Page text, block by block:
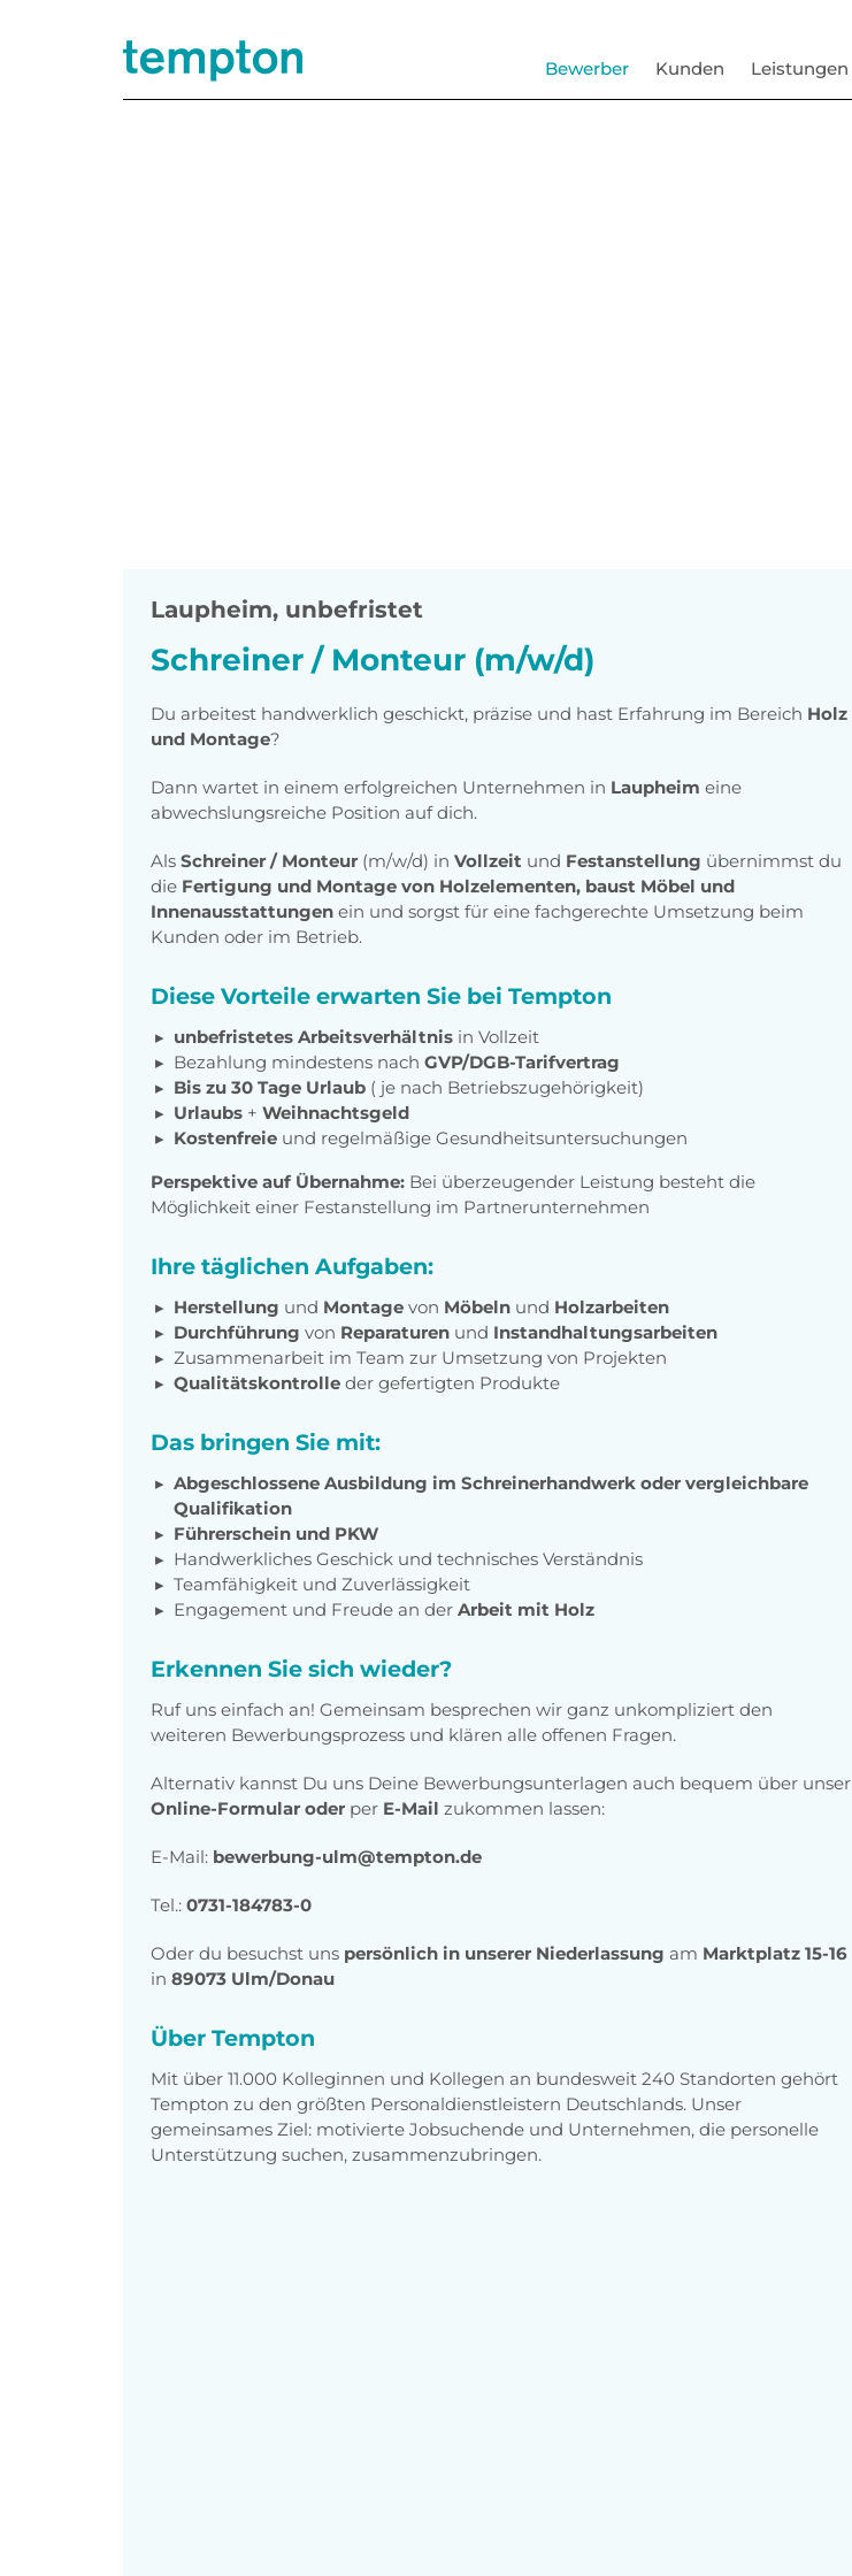
Bewerber Kunden Leistungen
Laupheim, unbefristet
Schreiner / Monteur (m/w/d)
Du arbeitest handwerklich geschickt, präzise und hast Erfahrung im Bereich Holz
und Montage?
Dann wartet in einem erfolgreichen Unternehmen in Laupheim eine
abwechslungsreiche Position auf dich.
Als Schreiner / Monteur (m/w/d) in Vollzeit und Festanstellung übernimmst du
die Fertigung und Montage von Holzelementen, baust Möbel und
Innenausstattungen ein und sorgst für eine fachgerechte Umsetzung beim
Kunden oder im Betrieb.
Diese Vorteile erwarten Sie bei Tempton
unbefristetes Arbeitsverhältnis in Vollzeit
Bezahlung mindestens nach GVP/DGB-Tarifvertrag
Bis zu 30 Tage Urlaub ( je nach Betriebszugehörigkeit)
Urlaubs + Weihnachtsgeld
Kostenfreie und regelmäßige Gesundheitsuntersuchungen
Perspektive auf Übernahme: Bei überzeugender Leistung besteht die
Möglichkeit einer Festanstellung im Partnerunternehmen
Ihre täglichen Aufgaben:
Herstellung und Montage von Möbeln und Holzarbeiten
Durchführung von Reparaturen und Instandhaltungsarbeiten
Zusammenarbeit im Team zur Umsetzung von Projekten
Qualitätskontrolle der gefertigten Produkte
Das bringen Sie mit:
Abgeschlossene Ausbildung im Schreinerhandwerk oder vergleichbare
Qualifikation
Führerschein und PKW
Handwerkliches Geschick und technisches Verständnis
Teamfähigkeit und Zuverlässigkeit
Engagement und Freude an der Arbeit mit Holz
Erkennen Sie sich wieder?
Ruf uns einfach an! Gemeinsam besprechen wir ganz unkompliziert den
weiteren Bewerbungsprozess und klären alle offenen Fragen.
Alternativ kannst Du uns Deine Bewerbungsunterlagen auch bequem über unser
Online-Formular oder per E-Mail zukommen lassen:
E-Mail: bewerbung-ulm@tempton.de
Tel.: 0731-184783-0
Oder du besuchst uns persönlich in unserer Niederlassung am Marktplatz 15-16
in 89073 Ulm/Donau
Über Tempton
Mit über 11.000 Kolleginnen und Kollegen an bundesweit 240 Standorten gehört
Tempton zu den größten Personaldienstleistern Deutschlands. Unser
gemeinsames Ziel: motivierte Jobsuchende und Unternehmen, die personelle
Unterstützung suchen, zusammenzubringen.